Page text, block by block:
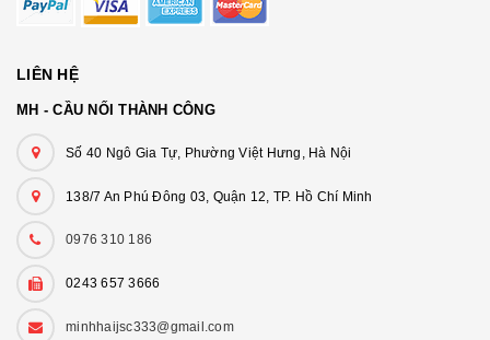
LIÊN HỆ
MH - CẦU NỐI THÀNH CÔNG
Số 40 Ngô Gia Tự, Phường Việt Hưng, Hà Nội
138/7 An Phú Đông 03, Quận 12, TP. Hồ Chí Minh
0976 310 186
0243 657 3666
minhhaijsc333@gmail.com